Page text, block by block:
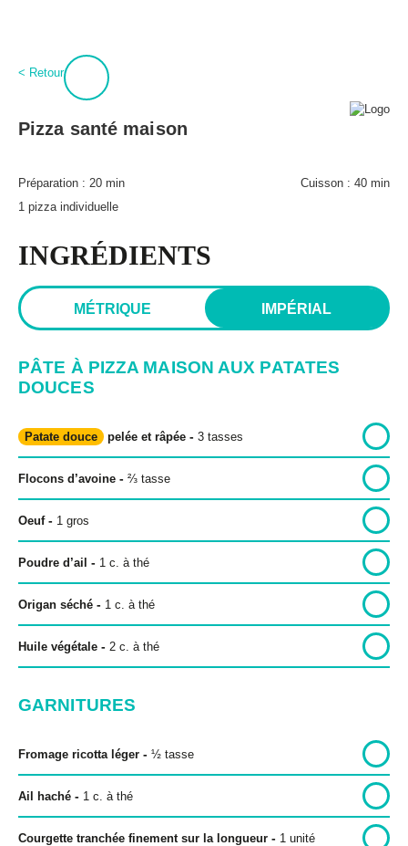
PROCURE-TOI MAGIQUES BOULETTES!
< Retour
Pizza santé maison
Préparation : 20 min Cuisson : 40 min
1 pizza individuelle
INGRÉDIENTS
MÉTRIQUE IMPÉRIAL
PÂTE À PIZZA MAISON AUX PATATES
DOUCES
Patate douce pelée et râpée - 3 tasses
Flocons d’avoine - ⅔ tasse
Oeuf- 1 gros
Poudre d’ail - 1 c. à thé
Origan séché - 1 c. à thé
Huile végétale - 2 c. à thé
GARNITURES
Fromage ricotta léger - ½ tasse
Ail haché - 1 c. à thé
Courgette tranchée finement sur la longueur - 1 unité
À propos
Paméla Rousseau
BPT+
Politique éditoriale
Conditions d’utilisation
Copyright © 2026 Bon pour toi.
Tous droits réservés.